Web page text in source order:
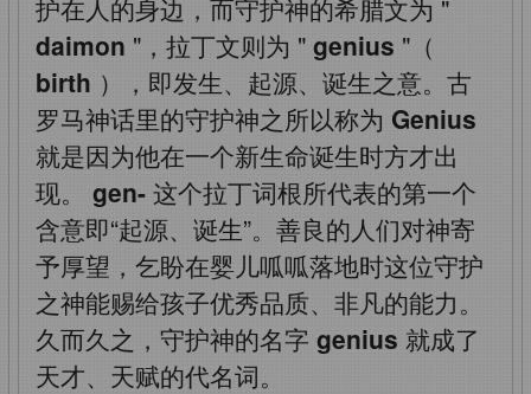
护在人的身边，而守护神的希腊文为 "
daimon "，拉丁文则为 " genius "（
birth ），即发生、起源、诞生之意。古
罗马神话里的守护神之所以称为 Genius
就是因为他在一个新生命诞生时方才出
现。 gen- 这个拉丁词根所代表的第一个
含意即“起源、诞生”。善良的人们对神寄
予厚望，乞盼在婴儿呱呱落地时这位守护
之神能赐给孩子优秀品质、非凡的能力。
久而久之，守护神的名字 genius 就成了
天才、天赋的代名词。